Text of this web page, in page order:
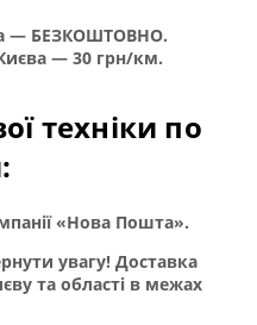
— БЕЗКОШТОВНО.
— 30 грн/км.
техніки по
«Нова Пошта».
увагу! Доставка
та області в межах